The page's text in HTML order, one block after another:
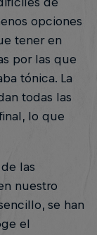
opciones
tener en
por las que
tónica. La
todas las
lo que
las
nuestro
se han
el